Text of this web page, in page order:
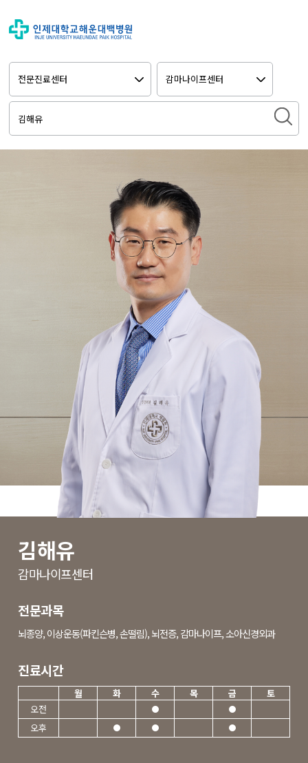
김해유
감마나이프센터
전문과목
뇌종양, 이상운동(파킨슨병, 손떨림), 뇌전증, 감마나이프, 소아신경외과
진료시간
월 화 수 목 금
토
오전
오후